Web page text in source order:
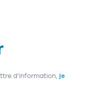
d’information, je